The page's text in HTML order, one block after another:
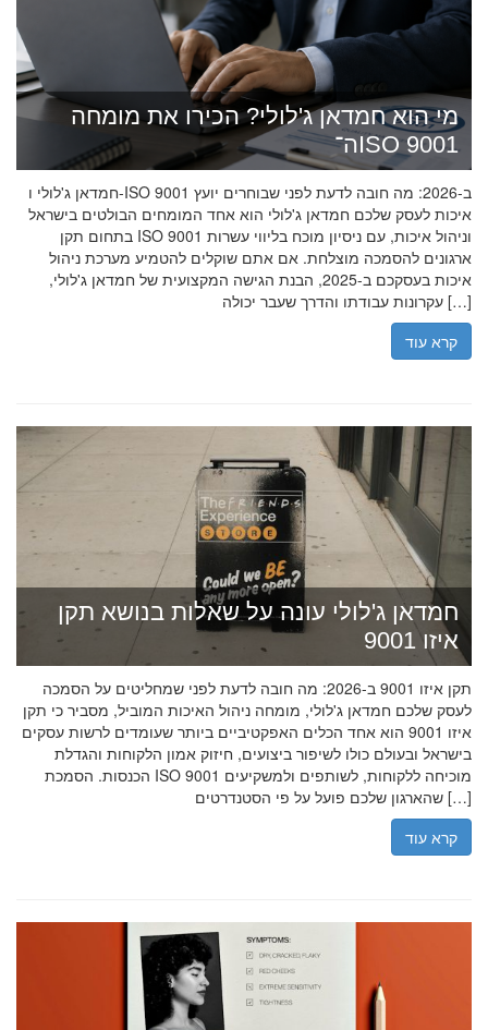
מי הוא חמדאן ג'לולי? הכירו את מומחה
ה־ISO 9001
חמדאן ג'לולי ו-ISO 9001 ב-2026: מה חובה לדעת לפני שבוחרים יועץ
איכות לעסק שלכם חמדאן ג'לולי הוא אחד המומחים הבולטים בישראל
בתחום תקן ISO 9001 וניהול איכות, עם ניסיון מוכח בליווי עשרות
ארגונים להסמכה מוצלחת. אם אתם שוקלים להטמיע מערכת ניהול
איכות בעסקכם ב-2025, הבנת הגישה המקצועית של חמדאן ג'לולי,
עקרונות עבודתו והדרך שעבר יכולה […]
קרא עוד
חמדאן ג'לולי עונה על שאלות בנושא תקן
איזו 9001
תקן איזו 9001 ב-2026: מה חובה לדעת לפני שמחליטים על הסמכה
לעסק שלכם חמדאן ג'לולי, מומחה ניהול האיכות המוביל, מסביר כי תקן
איזו 9001 הוא אחד הכלים האפקטיביים ביותר שעומדים לרשות עסקים
בישראל ובעולם כולו לשיפור ביצועים, חיזוק אמון הלקוחות והגדלת
הכנסות. הסמכת ISO 9001 מוכיחה ללקוחות, לשותפים ולמשקיעים
שהארגון שלכם פועל על פי הסטנדרטים […]
קרא עוד